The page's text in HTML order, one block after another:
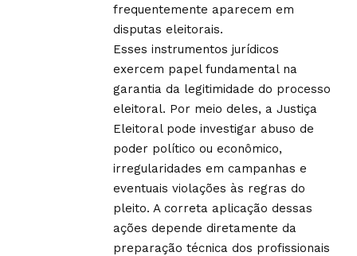
frequentemente aparecem em
disputas eleitorais.
Esses instrumentos jurídicos
exercem papel fundamental na
garantia da legitimidade do processo
eleitoral. Por meio deles, a Justiça
Eleitoral pode investigar abuso de
poder político ou econômico,
irregularidades em campanhas e
eventuais violações às regras do
pleito. A correta aplicação dessas
ações depende diretamente da
preparação técnica dos profissionais